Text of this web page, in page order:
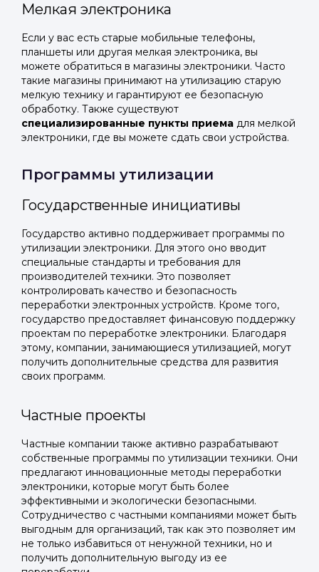
Войти в
профиль
Мы отправим код для входа на ваш
номер телефона.
Подать заявку
Отправьте заявку через мессенджер-бот — магазины
увидят её и пришлют предложения. Фото, описание и
AI-оценка прямо в чате.
Подать заявку
Отправьте заявку через мессенджер-бот — магазины
увидят её и пришлют предложения. Фото, описание и
AI-оценка прямо в чате.
Мелкая электроника
Если у вас есть старые мобильные телефоны,
планшеты или другая мелкая электроника, вы
можете обратиться в магазины электроники. Часто
такие магазины принимают на утилизацию старую
мелкую технику и гарантируют ее безопасную
обработку. Также существуют
специализированные пункты приема для мелкой
электроники, где вы можете сдать свои устройства.
Программы утилизации
Государственные инициативы
Государство активно поддерживает программы по
утилизации электроники. Для этого оно вводит
специальные стандарты и требования для
производителей техники. Это позволяет
контролировать качество и безопасность
переработки электронных устройств. Кроме того,
государство предоставляет финансовую поддержку
проектам по переработке электроники. Благодаря
этому, компании, занимающиеся утилизацией, могут
получить дополнительные средства для развития
своих программ.
Частные проекты
Частные компании также активно разрабатывают
собственные программы по утилизации техники. Они
предлагают инновационные методы переработки
электроники, которые могут быть более
эффективными и экологически безопасными.
Сотрудничество с частными компаниями может быть
выгодным для организаций, так как это позволяет им
не только избавиться от ненужной техники, но и
получить дополнительную выгоду из ее